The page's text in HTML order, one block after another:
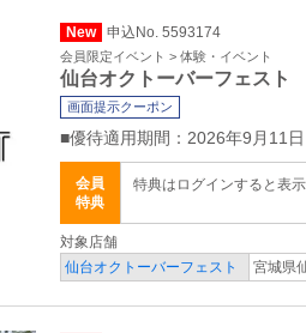
New 申込No. 5593174
会員限定イベント > 体験・イベント
仙台オクトーバーフェスト
画面提示クーポン
■優待適用期間：2026年9月11
会員
特典
特典はログインすると表
対象店舗
仙台オクトーバーフェスト
宮城県